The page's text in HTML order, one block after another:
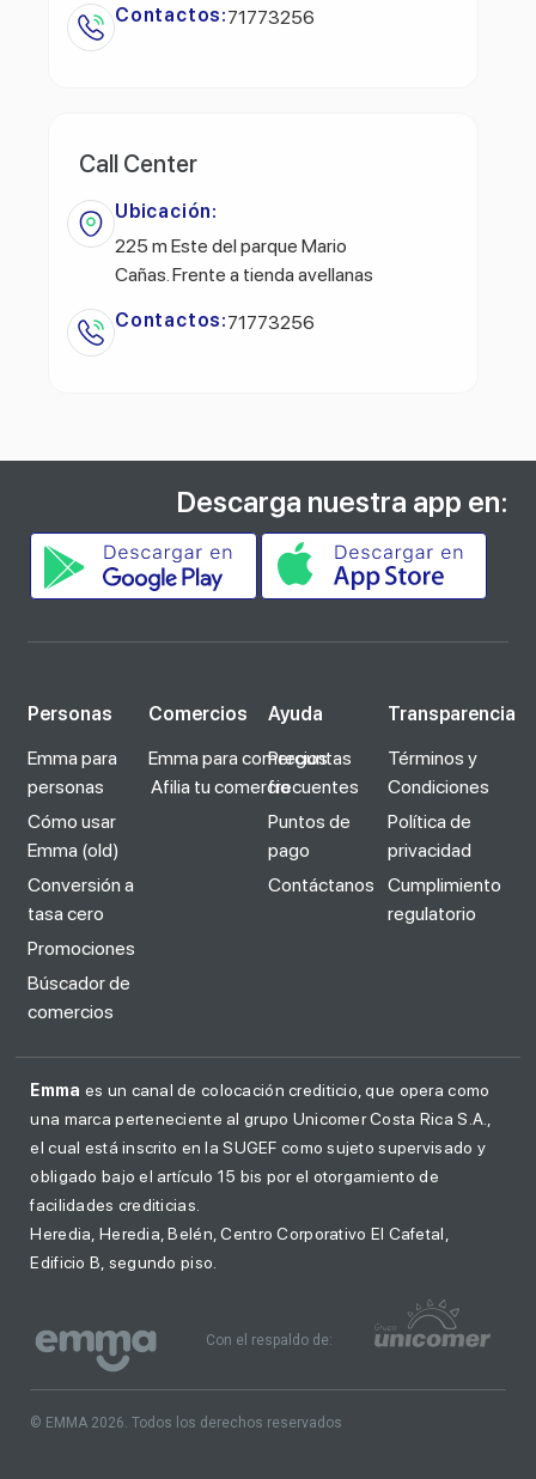
Contactos:71773256
Call Center
Ubicación:
225 m Este del parque Mario
Cañas. Frente a tienda avellanas
Contactos:71773256
Descarga nuestra app en:
Personas
Emma para
personas
Cómo usar
Emma (old)
Conversión a
tasa cero
Promociones
Búscador de
comercios
Comercios
Emma para comercios
Afilia tu comercio
Ayuda
Preguntas
frecuentes
Puntos de
pago
Contáctanos
Transparencia
Términos y
Condiciones
Política de
privacidad
Cumplimiento
regulatorio
Emma es un canal de colocación crediticio, que opera como
una marca perteneciente al grupo Unicomer Costa Rica S.A.,
el cual está inscrito en la SUGEF como sujeto supervisado y
obligado bajo el artículo 15 bis por el otorgamiento de
facilidades crediticias.
Heredia, Heredia, Belén, Centro Corporativo El Cafetal,
Edificio B, segundo piso.
© EMMA 2026. Todos los derechos reservados
Con el respaldo de: